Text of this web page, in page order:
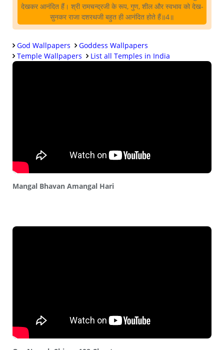
देखकर आनंदित हैं। श्री रामचन्द्रजी के रूप, गुण, शील और स्वभाव को देख-
सुनकर राजा दशरथजी बहुत ही आनंदित होते हैं॥4॥
God Wallpapers
Goddess Wallpapers
Temple Wallpapers
List all Temples in India
Mangal Bhavan Amangal Hari